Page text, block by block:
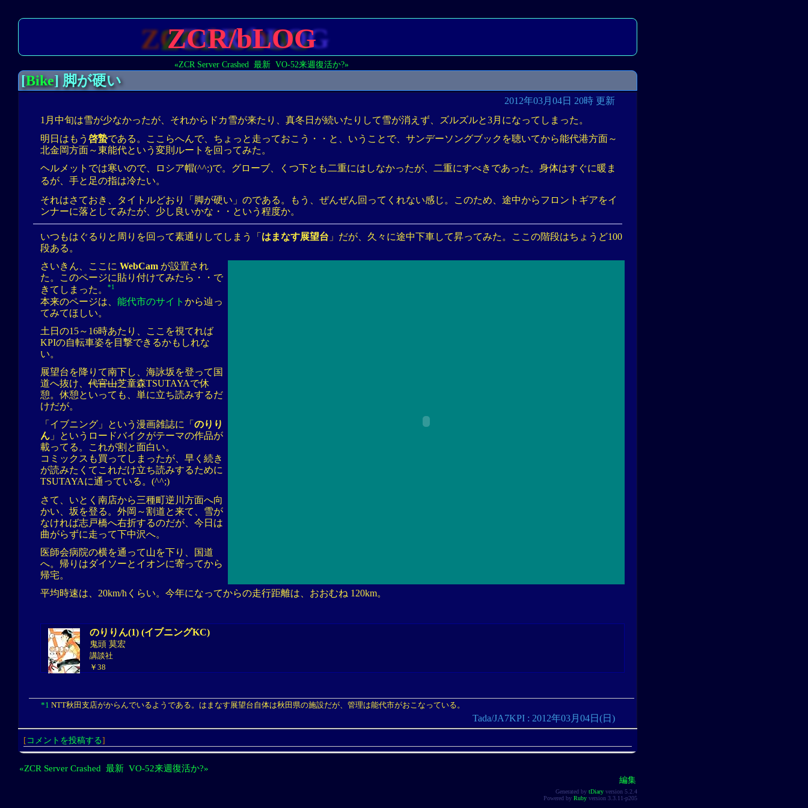
ZCR/bLOG
«ZCR Server Crashed 最新 VO-52来週復活か?»
[Bike] 脚が硬い
2012年03月04日 20時 更新
1月中旬は雪が少なかったが、それからドカ雪が来たり、真冬日が続いたりして雪が消えず、ズルズルと3月になってしまった。
明日はもう 啓蟄である。ここらへんで、ちょっと走っておこう・・と、いうことで、サンデーソングブックを聴いてから能代港方面～
北金岡方面～東能代という変則ルートを回ってみた。
ヘルメットでは寒いので、ロシア帽(^^;)で。グローブ、くつ下とも二重にはしなかったが、二重にすべきであった。身体はすぐに暖ま
るが、手と足の指は冷たい。
それはさておき、タイトルどおり「脚が硬い」のである。もう、ぜんぜん回ってくれない感じ。このため、途中からフロントギアをイ
ンナーに落としてみたが、少し良いかな・・という程度か。
いつもはぐるりと周りを回って素通りしてしまう「 はまなす展望台 」だが、久々に途中下車して昇ってみた。ここの階段はちょうど100
段ある。
さいきん、ここに WebCam が設置され
た。このページに貼り付けてみたら・・で
きてしまった。
*1
本来のページは、 能代市のサイト から辿っ
てみてほしい。
土日の15～16時あたり、ここを視てれば
KPIの自転車姿を目撃できるかもしれな
い。
展望台を降りて南下し、海詠坂を登って国
道へ抜け、 代官山芝童森TSUTAYAで休
憩。休憩といっても、単に立ち読みするだ
けだが。
「イブニング」という漫画雑誌に「 のりり
ん 」というロードバイクがテーマの作品が
載ってる。これが割と面白い。
コミックスも買ってしまったが、早く続き
が読みたくてこれだけ立ち読みするために
TSUTAYAに通っている。(^^;)
さて、いとく南店から三種町逆川方面へ向
かい、坂を登る。外岡～割道と来て、雪が
なければ志戸橋へ右折するのだが、今日は
曲がらずに走って下中沢へ。
医師会病院の横を通って山を下り、国道
へ。帰りはダイソーとイオンに寄ってから
帰宅。
平均時速は、20km/hくらい。今年になってからの走行距離は、おおむね 120km。
のりりん(1) (イブニングKC)
鬼頭 莫宏
講談社
￥38
*1 NTT秋田支店がからんでいるようである。はまなす展望台自体は秋田県の施設だが、管理は能代市がおこなっている。
Tada/JA7KPI : 2012年03月04日(日)
[コメントを投稿する]
«ZCR Server Crashed 最新 VO-52来週復活か?»
編集
Generated by tDiary version 5.2.4
Powered by Ruby version 3.3.11-p205